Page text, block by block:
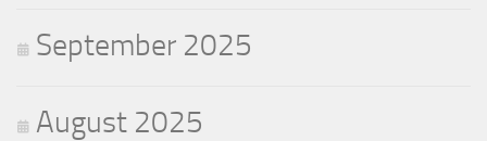
September 2025
August 2025